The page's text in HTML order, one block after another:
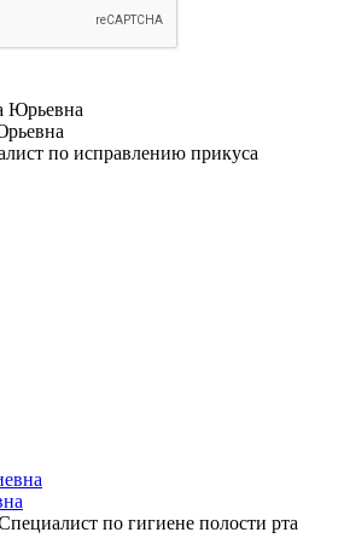
по исправлению прикуса
по гигиене полости рта